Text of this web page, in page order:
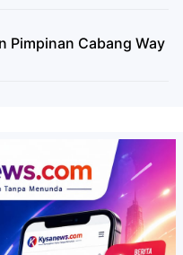
Pimpinan Cabang Way